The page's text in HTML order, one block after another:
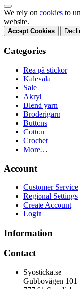
We rely on cookies to
website.
Accept Cookies
Categories
Rea på stickor
Kalevala
Sale
Akryl
Blend yarn
Broderigarn
Buttons
Cotton
Crochet
More…
Account
Customer Service
Regional Settings
Create Account
Login
Information
Contact
Syosticka.se
Gubbovägen 101